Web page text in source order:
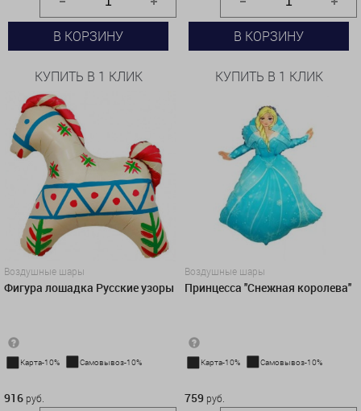
В КОРЗИНУ
КУПИТЬ В 1 КЛИК
В КОРЗИНУ
КУПИТЬ В 1 КЛИК
Воздушные шары
Фигура лошадка Русские узоры
Карта-10% Самовывоз-10%
916 руб.
Воздушные шары
Принцесса ''Снежная королева''
Карта-10% Самовывоз-10%
759 руб.